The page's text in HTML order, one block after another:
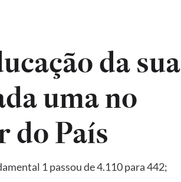
da sua
uma no
Ideb, principal indicador do País
1 passou de 4.110 para 442;